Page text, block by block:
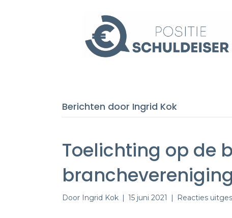
Berichten door Ingrid Kok
Toelichting op de
Door Ingrid Kok | 15 juni 2021 | Reacties